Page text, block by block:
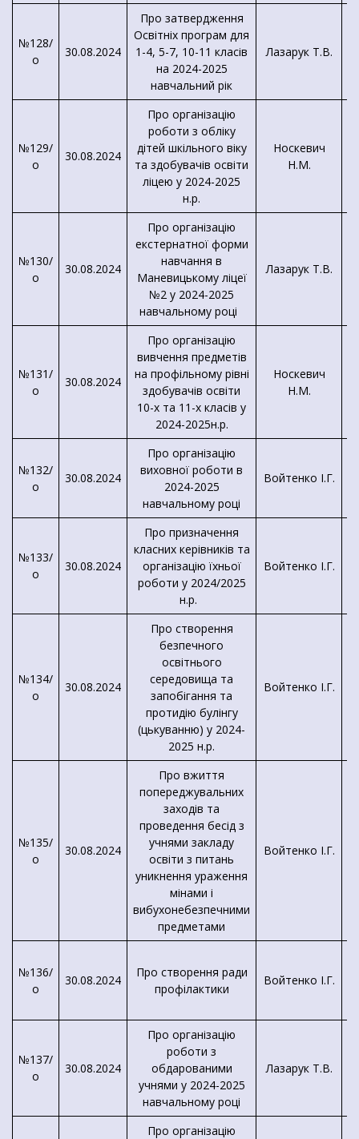
№128/
о
30.08.2024
Про затвердження
Освітніх програм для
1-4, 5-7, 10-11 класів
на 2024-2025
навчальний рік
Лазарук Т.В.
№129/
о
30.08.2024
Про організацію
роботи з обліку
дітей шкільного віку
та здобувачів освіти
ліцею у 2024-2025
н.р.
Носкевич
Н.М.
№130/
о
30.08.2024
Про організацію
екстернатної форми
навчання в
Маневицькому ліцеї
№2 у 2024-2025
навчальному році
Лазарук Т.В.
№131/
о
30.08.2024
Про організацію
вивчення предметів
на профільному рівні
здобувачів освіти
10-х та 11-х класів у
2024-2025н.р.
Носкевич
Н.М.
№132/
о
30.08.2024
Про організацію
виховної роботи в
2024-2025
навчальному році
Войтенко І.Г.
№133/
о
30.08.2024
Про призначення
класних керівників та
організацію їхньої
роботи у 2024/2025
н.р.
Войтенко І.Г.
№134/
о
30.08.2024
Про створення
безпечного
освітнього
середовища та
запобігання та
протидію булінгу
(цькуванню) у 2024-
2025 н.р.
Войтенко І.Г.
№135/
о
30.08.2024
Про вжиття
попереджувальних
заходів та
проведення бесід з
учнями закладу
освіти з питань
уникнення ураження
мінами і
вибухонебезпечними
предметами
Войтенко І.Г.
№136/
о
30.08.2024
Про створення ради
профілактики
Войтенко І.Г.
№137/
о
30.08.2024
Про організацію
роботи з
обдарованими
учнями у 2024-2025
навчальному році
Лазарук Т.В.
Про організацію